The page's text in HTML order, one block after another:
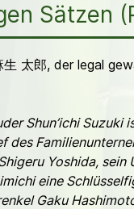
Sätzen
太郎, der legal
Shun’ichi Suzuki
Yoshida, sein
eine
Gaku